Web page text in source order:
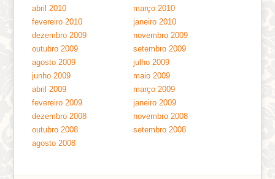
abril 2010
março 2010
fevereiro 2010
janeiro 2010
dezembro 2009
novembro 2009
outubro 2009
setembro 2009
agosto 2009
julho 2009
junho 2009
maio 2009
abril 2009
março 2009
fevereiro 2009
janeiro 2009
dezembro 2008
novembro 2008
outubro 2008
setembro 2008
agosto 2008